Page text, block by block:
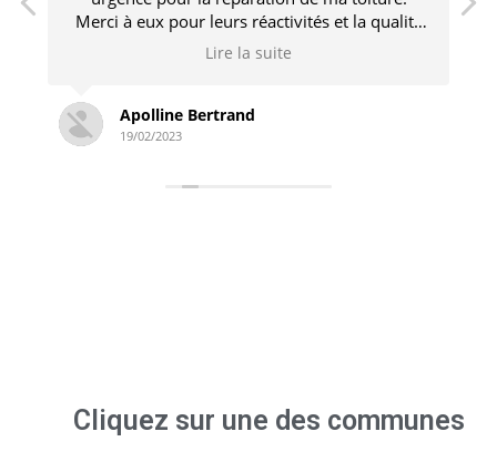
engagé et n’hésite pas à revenir pour des
ajustements si nécessaire. Je recommande
Lire la suite
Simon Derambure
18/02/2023
Cliquez sur une des communes